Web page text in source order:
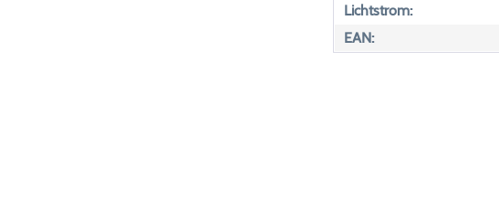
Lichtstrom:
EAN: